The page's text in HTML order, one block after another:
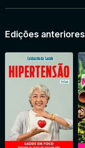
Edições anteriores